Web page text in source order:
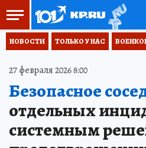
НОВОСТИ ТОЛЬКО У НАС
27 февраля 2026 8:00
Безопасное
отдельных
системным